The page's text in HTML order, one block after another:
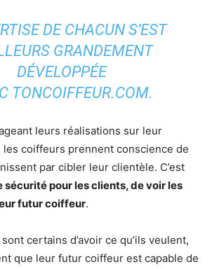
DE CHACUN S’EST
GRANDEMENT
DÉVELOPPÉE
TONCOIFFEUR.COM.
leurs réalisations sur leur
coiffeurs prennent conscience de
par cibler leur clientèle. C’est
sécurité pour les clients, de voir les
futur coiffeur.
certains d’avoir ce qu’ils veulent,
que leur futur coiffeur est capable de